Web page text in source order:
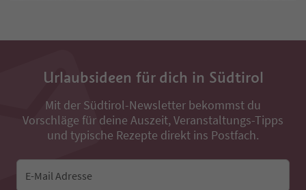
Urlaubsideen für dich in Südtirol
Mit der Südtirol-Newsletter bekommst du
Vorschläge für deine Auszeit, Veranstaltungs-Tipps
und typische Rezepte direkt ins Postfach.
E-Mail Adresse